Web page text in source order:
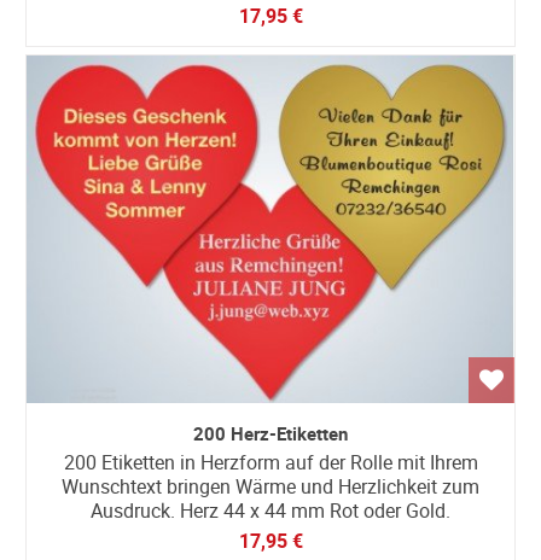
17,95 €
200 Herz-Etiketten
200 Etiketten in Herzform auf der Rolle mit Ihrem
Wunschtext bringen Wärme und Herzlichkeit zum
Ausdruck. Herz 44 x 44 mm Rot oder Gold.
17,95 €